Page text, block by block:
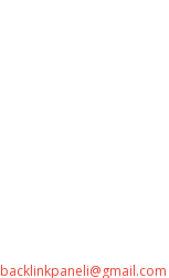
backlinkpaneli@gmail.com